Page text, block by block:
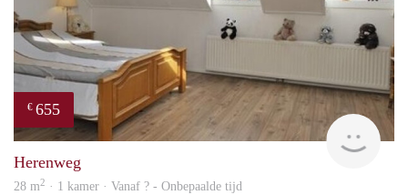
€ 655
Herenweg
28 m2 · 1 kamer · Vanaf ? - Onbepaalde tijd